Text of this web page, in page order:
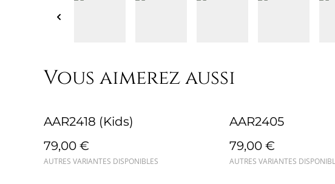
Vous aimerez aussi
AAR2418 (Kids)
79,00 €
AUTRES VARIANTES DISPONIBLES
AAR2405
79,00 €
AUTRES VARIANTES